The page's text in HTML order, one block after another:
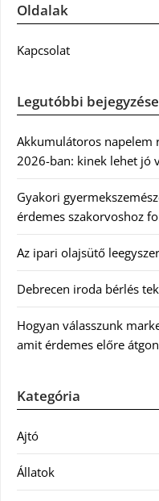
Oldalak
Kapcsolat
Legutóbbi
Akkumulátoros napelem
2026-ban: kinek lehet jó
Gyakori
érdemes szakorvoshoz
Az ipari olajsütő
Debrecen iroda bérlés
Hogyan válasszunk
amit érdemes előre
Kategória
Ajtó
Állatok